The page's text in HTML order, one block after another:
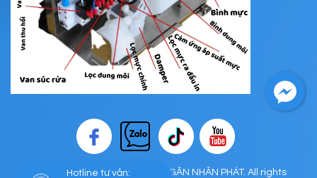
Copyright © CÔNG TY TNHH NGÂN NHÂN PHÁT. All rights
Hotline tư vấn: